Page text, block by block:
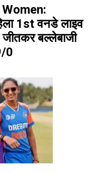
1st वनडे लाइव
बल्लेबाजी
0